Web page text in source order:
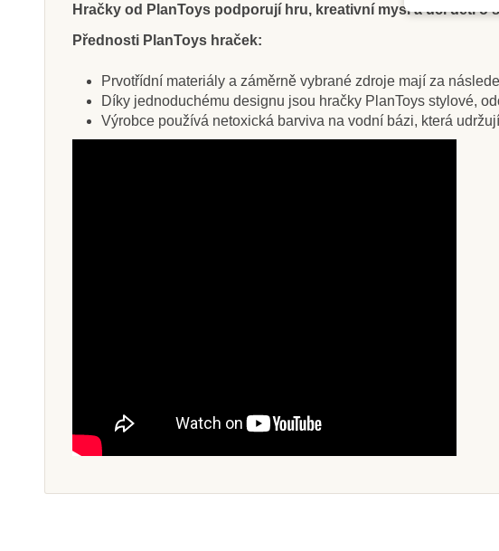
Hračky od PlanToys podporují hru, kreativní mysl a učí děti o
Přednosti PlanToys hraček:
Prvotřídní materiály a záměrně vybrané zdroje mají za
Díky jednoduchému designu jsou hračky PlanToys stylové,
Výrobce používá netoxická barviva na vodní bázi, která